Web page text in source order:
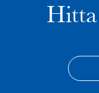
Hitta